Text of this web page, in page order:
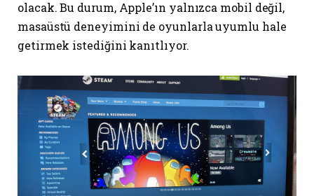
olacak. Bu durum, Apple’ın yalnızca mobil değil,
masaüstü deneyimini de oyunlarla uyumlu hale
getirmek istediğini kanıtlıyor.